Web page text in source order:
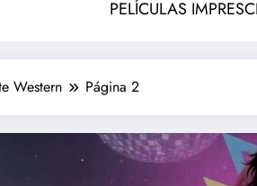
PELÍCULAS
Western Página 2